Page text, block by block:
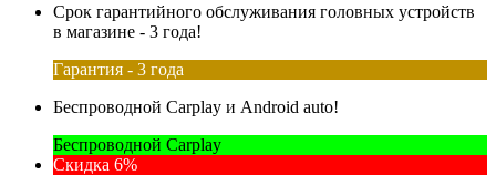
Срок гарантийного обслуживания головных устройств
в магазине - 3 года!
Гарантия - 3 года
Беспроводной Carplay и Android auto!
Беспроводной Carplay
Скидка 6%